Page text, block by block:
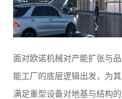
面对欧诺机械对产能扩张与
能工厂的底层逻辑出发，为
满足重型设备对地基与结构